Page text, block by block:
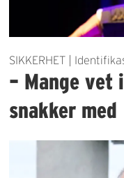
SIKKERHET |
– Mange vet
snakker med